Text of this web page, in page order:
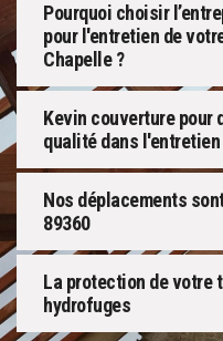
Pourquoi choisir
pour l'entretien de
Chapelle ?
Kevin couverture pour
qualité dans
Nos déplacements
89360
La protection de votre
hydrofuges